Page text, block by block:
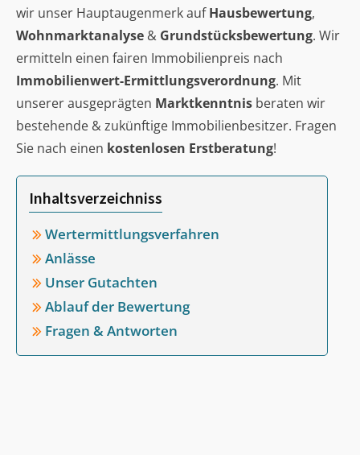
wir unser Hauptaugenmerk aufHausbewertung,
Wohnmarktanalyse & Grundstücksbewertung. Wir
ermitteln einen fairen Immobilienpreis nach
Immobilienwert-Ermittlungsverordnung. Mit
unserer ausgeprägten Marktkenntnis beraten wir
bestehende & zukünftige Immobilienbesitzer. Fragen
Sie nach einen kostenlosen Erstberatung!
Inhaltsverzeichniss
Wertermittlungsverfahren
Anlässe
Unser Gutachten
Ablauf der Bewertung
Fragen & Antworten